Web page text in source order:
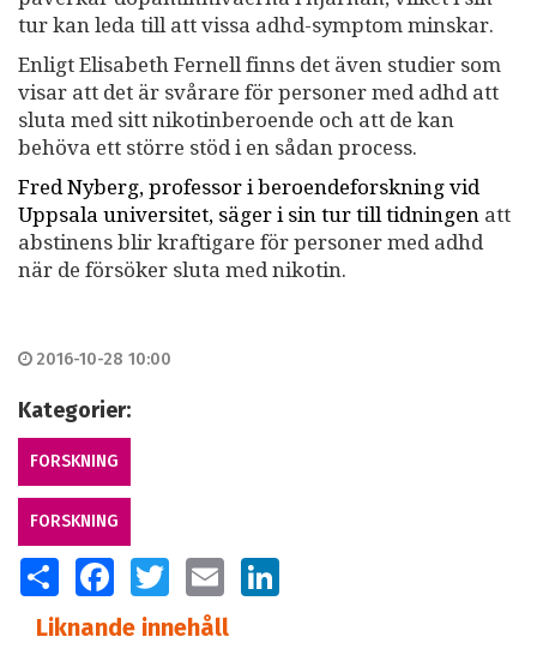
tur kan leda till att vissa adhd-symptom minskar.
Enligt Elisabeth Fernell finns det även studier som
visar att det är svårare för personer med adhd att
sluta med sitt nikotinberoende och att de kan
behöva ett större stöd i en sådan process.
Fred Nyberg, professor i beroendeforskning vid
Uppsala universitet, säger i sin tur till tidningen att
abstinens blir kraftigare för personer med adhd
när de försöker sluta med nikotin.
2016-10-28 10:00
Kategorier:
FORSKNING
FORSKNING
SHARE FACEBOOKTWITTER EMAIL
Liknande innehåll